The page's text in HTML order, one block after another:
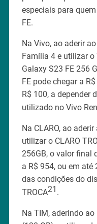
especiais para
FE.
Na Vivo, ao aderir
Família 4 e utilizar o
Galaxy S23 FE 256
FE pode chegar a
R$ 100, a depender
utilizado no Vivo
Na CLARO, ao
utilizar o CLARO
256GB, o valor final
a R$ 954, ou em até
das condições do
TROCA21 .
Na TIM, aderindo